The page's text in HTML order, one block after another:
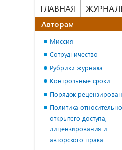
ГЛАВНАЯ
Авторам
Миссия
Сотрудничество
Рубрики журнала
Контрольные сроки
Порядок
Политика относительно
открытого доступа,
лицензирования и
авторского права